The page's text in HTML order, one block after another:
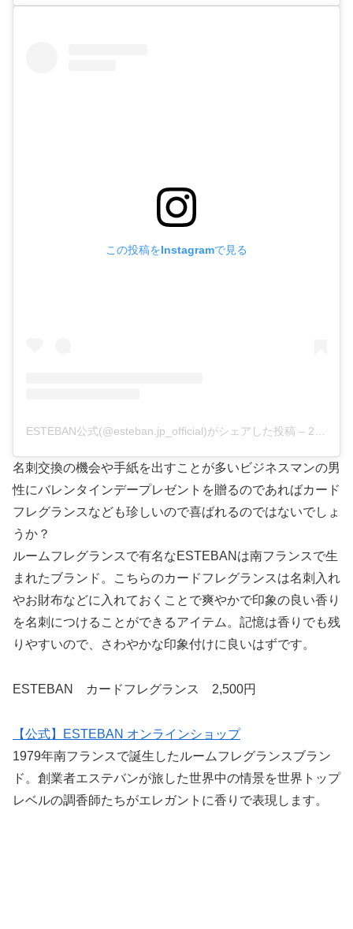
この投稿をInstagramで見る
ESTEBAN公式(@esteban.jp_official)がシェアした投稿 – 2019年 3月月7日午後11時02分PST
名刺交換の機会や手紙を出すことが多いビジネスマンの男
性にバレンタインデープレゼントを贈るのであればカード
フレグランスなども珍しいので喜ばれるのではないでしょ
うか？
ルームフレグランスで有名なESTEBANは南フランスで生
まれたブランド。こちらのカードフレグランスは名刺入れ
やお財布などに入れておくことで爽やかで印象の良い香り
を名刺につけることができるアイテム。記憶は香りでも残
りやすいので、さわやかな印象付けに良いはずです。
ESTEBAN カードフレグランス 2,500円
【公式】ESTEBAN オンラインショップ
1979年南フランスで誕生したルームフレグランスブラン
ド。創業者エステバンが旅した世界中の情景を世界トップ
レベルの調香師たちがエレガントに香りで表現します。